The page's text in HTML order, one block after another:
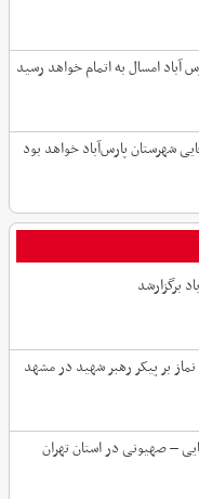
آباد امسال به اتمام خواهد رسید
شهرستان پارس‌آباد خواهد بود
برگزارشد